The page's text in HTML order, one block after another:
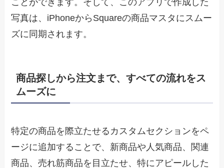
写真は、iPhoneからSquareの商品マスタにスムー
ズに同期されます。
商品探しから注文まで、すべての流れをス
ムーズに
特定の商品を際立たせるカスタムセクションをペ
ージに追加することで、新商品や人気商品、関連
商品、売れ筋商品を目立たせ、特にアピールした